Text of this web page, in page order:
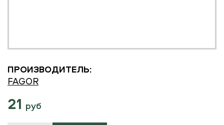
ПРОИЗВОДИТЕЛЬ:
FAGOR
21 руб